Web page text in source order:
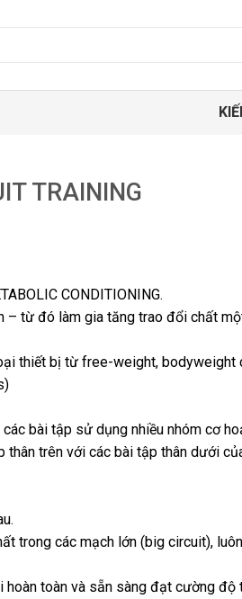
TRAINING
CONDITIONING.
từ đó làm gia tăng trao đổi chất
thiết bị từ free-weight, bodyweight
bài tập sử dụng nhiều nhóm cơ
trên với các bài tập thân dưới
trong các mạch lớn (big circuit),
toàn và sẵn sàng đạt cường độ